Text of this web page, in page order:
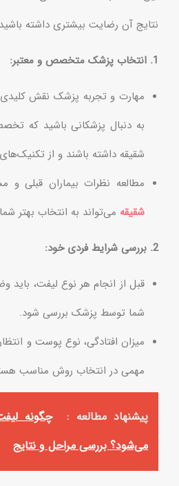
نتایج آن رضایت بیشتری داشته
1. انتخاب پزشک متخصص و معتبر:
مهارت و تجربه پزشک نقش کلیدی
به دنبال پزشکانی باشید که
شقیقه داشته باشند و از
مطالعه نظرات بیماران قبلی و
شقیقه می‌تواند به انتخاب بهتر
2. بررسی شرایط فردی خود:
قبل از انجام هر نوع لیفت،
شما توسط پزشک بررسی شود.
میزان افتادگی، نوع پوست و
مهمی در انتخاب روش مناسب
پیشنهاد مطالعه :
چگونه
می‌شود؟ بررسی مراحل و نتایج